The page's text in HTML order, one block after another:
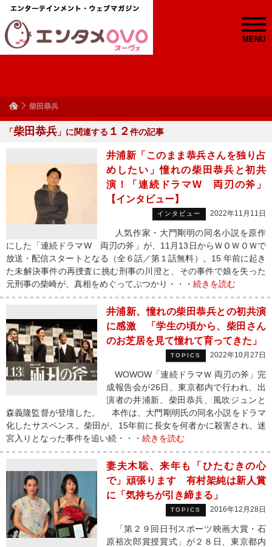
MENU
柴田恭兵
「柴田恭兵 」に関連する １２件の記事
井浦新「このまま恭兵さんを独り占
めしたい」憧れの柴田恭兵と初共
演！「連続ドラマW 両刃の斧」
【インタビュー】
インタビュー 2022年11月11日
人気作家・大門剛明の同名小説を原作
にした「連続ドラマW 両刃の斧」が、11月13日からＷＯＷＯＷで
放送・配信スタートとなる（全６話／第１話無料）。15 年前に起き
た未解決事件の再捜査に挑む刑事の川澄と、その事件で娘を失った
元刑事の柴崎が、真相をめぐってぶつかり・・・ 続きを読む
井浦新、憧れの柴田恭兵との初共演
に感激 「学生の頃から、柴田さん
のお芝居を見て憧れて育ってきた」
TOPICS 2022年10月27日
WOWOW「連続ドラマＷ 両刃の斧」完
成報告会が26日、東京都内で行われ、出
演者の井浦新、柴田恭兵、風吹ジュンと
森義隆監督が登壇した。 本作は、大門剛明氏の同名小説をドラマ
化したサスペンス。柴田が、15年前に長女を何者かに殺害され、迷
宮入りとなった事件を追い続・・・ 続きを読む
妻夫木聡、来年も「ひたむきの心
で」頑張ります 有村架純は新人賞
に「気持ちが引き締まる」
TOPICS 2016年12月28日
「第２９回日刊スポーツ映画大賞・石
原裕次郎賞授賞式」が２８日、東京都内